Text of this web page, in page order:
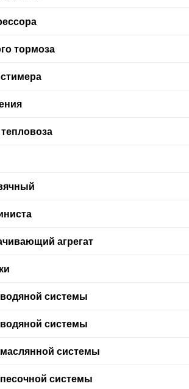
тормоза
агрегат
системы
системы
системы
системы